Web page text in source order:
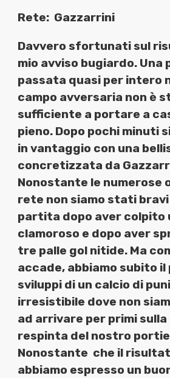
Rete: Gazzarrini
Davvero sfortunati sul
mio avviso bugiardo. Una
passata quasi per intero
campo avversaria non è
sufficiente a portare a
pieno. Dopo pochi minuti
in vantaggio con una
concretizzata da
Nonostante le numerose
rete non siamo stati
partita dopo aver colpito
clamoroso e dopo aver
tre palle gol nitide. Ma
accade, abbiamo subito
sviluppi di un calcio di
irresistibile dove non
ad arrivare per primi
respinta del nostro
Nonostante che il
abbiamo espresso un